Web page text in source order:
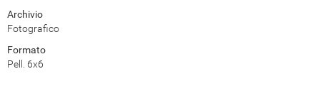
Archivio
Fotografico
Formato
Pell. 6x6